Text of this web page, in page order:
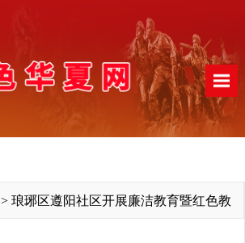
> 琅琊区遵阳社区开展廉洁教育暨红色教